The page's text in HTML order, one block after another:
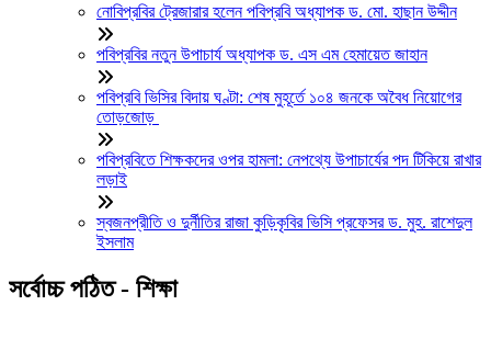
নোবিপ্রবির ট্রেজারার হলেন পবিপ্রবি অধ্যাপক ড. মো. হাছান উদ্দীন
পবিপ্রবির নতুন উপাচার্য অধ্যাপক ড. এস এম হেমায়েত জাহান
পবিপ্রবি ভিসির বিদায় ঘণ্টা: শেষ মুহূর্তে ১০৪ জনকে অবৈধ নিয়োগের
তোড়জোড়
পবিপ্রবিতে শিক্ষকদের ওপর হামলা: নেপথ্যে উপাচার্যের পদ টিকিয়ে রাখার
লড়াই
স্বজনপ্রীতি ও দুর্নীতির রাজা কুড়িকৃবির ভিসি প্রফেসর ড. মুহ. রাশেদুল
ইসলাম
সর্বোচ্চ পঠিত - শিক্ষা